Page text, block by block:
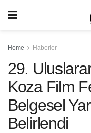
Home Haberler
29.
Koza Film
Belgesel
Belirlendi